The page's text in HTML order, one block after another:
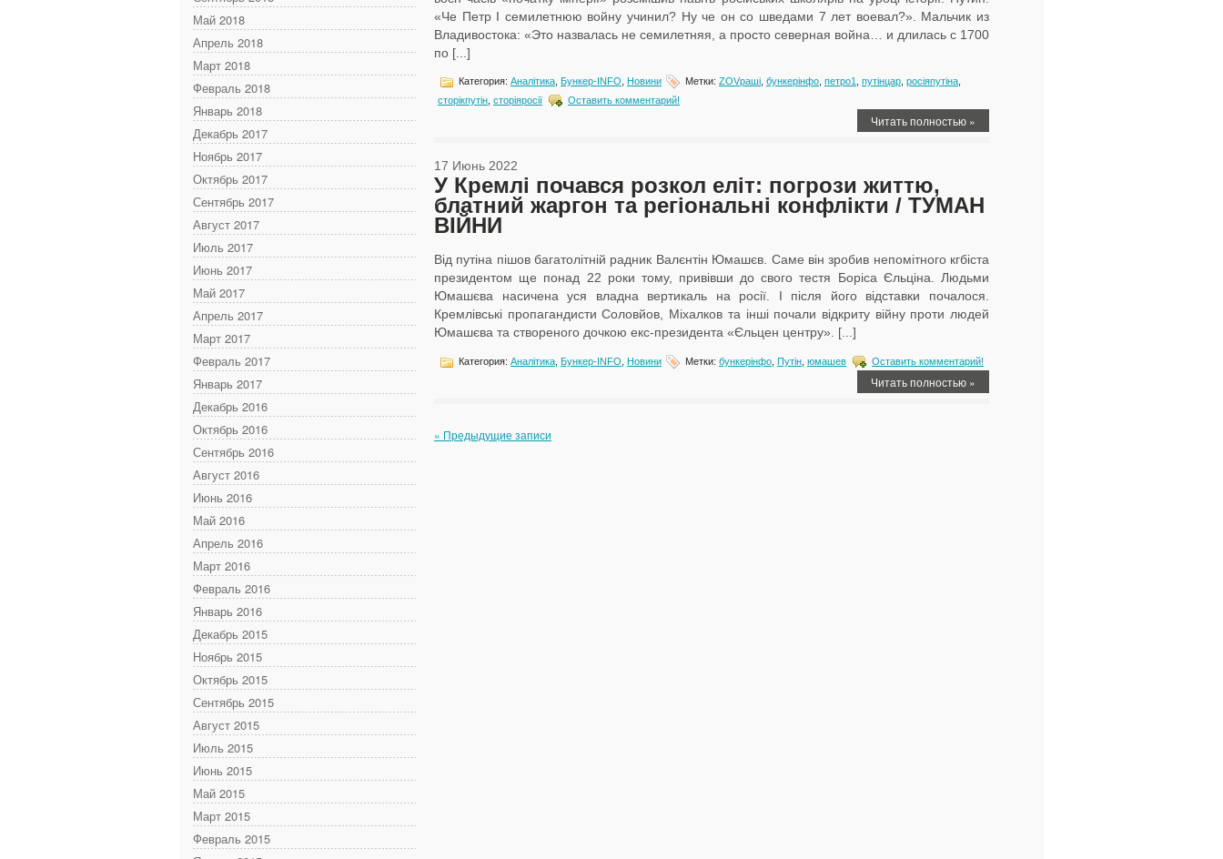
Май 2018
Апрель 2018
Март 2018
Февраль 2018
Январь 2018
Декабрь 2017
Ноябрь 2017
Октябрь 2017
Сентябрь 2017
Август 2017
Июль 2017
Июнь 2017
Май 2017
Апрель 2017
Март 2017
Февраль 2017
Январь 2017
Декабрь 2016
Октябрь 2016
Сентябрь 2016
Август 2016
Июнь 2016
Май 2016
Апрель 2016
Март 2016
Февраль 2016
Январь 2016
Декабрь 2015
Ноябрь 2015
Октябрь 2015
Сентябрь 2015
Август 2015
Июль 2015
Июнь 2015
Май 2015
Март 2015
Февраль 2015
«Че Петр І семилетнюю войну учинил? Ну че он со шведами 7 лет воевал?». Мальчик из
Владивостока: «Это назвалась не семилетняя, а просто северная война… и длилась с 1700
по [...]
Категория: Аналітика Бункер-ІNFO Новини Метки: ZOVраші бункерінфо петро1 путінцар росіяпутіна
сторікпутін сторіяросії Оставить комментарий!
Читать полностью »
17 Июнь 2022
У Кремлі почався розкол еліт: погрози життю,
блатний жаргон та регіональні конфлікти / ТУМАН
ВІЙНИ
Від путіна пішов багатолітній радник Валєнтін Юмашєв. Саме він зробив непомітного кгбіста
президентом ще понад 22 роки тому, привівши до свого тестя Боріса Єльціна. Людьми
Юмашєва насичена уся владна вертикаль на росії. І після його відставки почалося.
Кремлівські пропагандисти Соловйов, Міхалков та інші почали відкриту війну проти людей
Юмашєва та створеного дочкою екс-президента «Єльцен центру». [...]
Категория: Аналітика Бункер-ІNFO Новини Метки: бункерінфо Путін юмашев Оставить комментарий!
Читать полностью »
« Предыдущие записи